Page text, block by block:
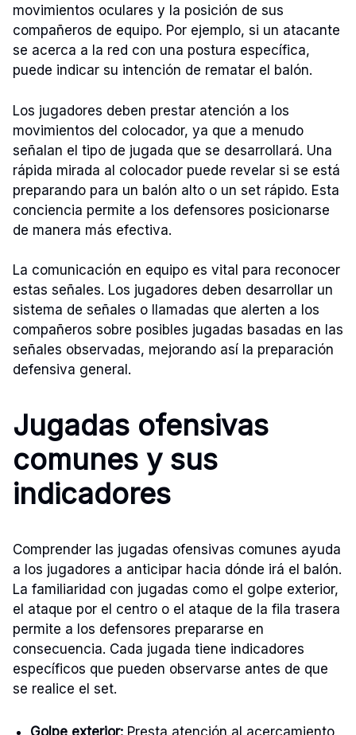
movimientos oculares y la posición de sus
compañeros de equipo. Por ejemplo, si un atacante
se acerca a la red con una postura específica,
puede indicar su intención de rematar el balón.
Los jugadores deben prestar atención a los
movimientos del colocador, ya que a menudo
señalan el tipo de jugada que se desarrollará. Una
rápida mirada al colocador puede revelar si se está
preparando para un balón alto o un set rápido. Esta
conciencia permite a los defensores posicionarse
de manera más efectiva.
La comunicación en equipo es vital para reconocer
estas señales. Los jugadores deben desarrollar un
sistema de señales o llamadas que alerten a los
compañeros sobre posibles jugadas basadas en las
señales observadas, mejorando así la preparación
defensiva general.
Jugadas ofensivas
comunes y sus
indicadores
Comprender las jugadas ofensivas comunes ayuda
a los jugadores a anticipar hacia dónde irá el balón.
La familiaridad con jugadas como el golpe exterior,
el ataque por el centro o el ataque de la fila trasera
permite a los defensores prepararse en
consecuencia. Cada jugada tiene indicadores
específicos que pueden observarse antes de que
se realice el set.
Golpe exterior: Presta atención al acercamiento